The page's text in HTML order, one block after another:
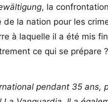
, la
la nation pour les
à laquelle il a été mis
ce qui se prépare ?
pendant 35 ans,